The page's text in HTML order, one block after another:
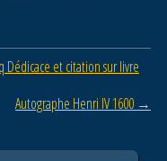
et citation sur livre
Autographe Henri IV 1600 →